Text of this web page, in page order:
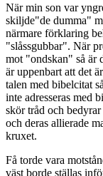
När min son var
skiljde"de dumma"
närmare förklaring
"slåssgubbar". När
mot "ondskan" så är
är uppenbart att det
talen med bibelcitat
inte adresseras med
skör tråd och
och deras allierade
kruxet.
Få torde vara
väst borde ställas